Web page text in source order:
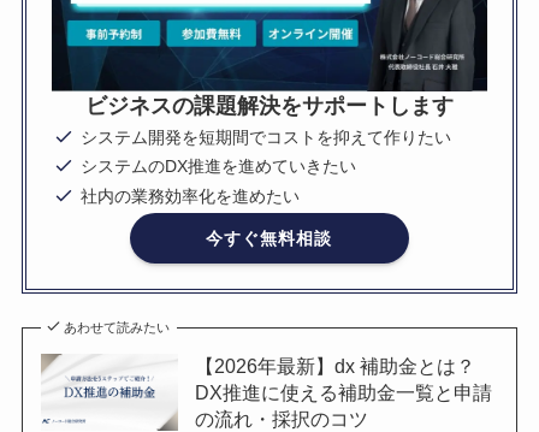
ビジネスの課題解決をサポートします
システム開発を短期間でコストを抑えて作りたい
システムのDX推進を進めていきたい
社内の業務効率化を進めたい
今すぐ無料相談
あわせて読みたい
【2026年最新】dx 補助金とは？
DX推進に使える補助金一覧と申請
の流れ・採択のコツ